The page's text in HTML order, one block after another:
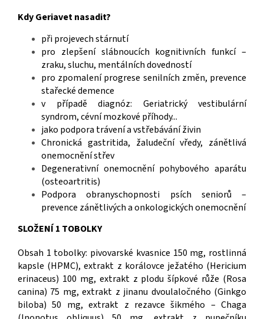
Kdy Geriavet nasadit?
při projevech stárnutí
pro zlepšení slábnoucích kognitivních funkcí –
zraku, sluchu, mentálních dovedností
pro zpomalení progrese senilních změn, prevence
stařecké demence
v případě diagnóz: Geriatrický vestibulární
syndrom, cévní mozkové příhody...
jako podpora trávení a vstřebávání živin
Chronická gastritida, žaludeční vředy, zánětlivá
onemocnění střev
Degenerativní onemocnění pohybového aparátu
(osteoartritis)
Podpora obranyschopnosti psích seniorů –
prevence zánětlivých a onkologických onemocnění
SLOŽENÍ 1 TOBOLKY
Obsah 1 tobolky: pivovarské kvasnice 150 mg, rostlinná
kapsle (HPMC), extrakt z korálovce ježatého (Hericium
erinaceus) 100 mg, extrakt z plodu šípkové růže (Rosa
canina) 75 mg, extrakt z jinanu dvoulaločného (Ginkgo
biloba) 50 mg, extrakt z rezavce šikmého – Chaga